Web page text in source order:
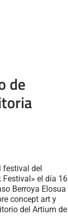
de
festival del
el día 16
Berroya Elosua
concept art y
del Artium de